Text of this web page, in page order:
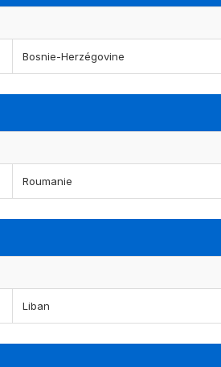
Bosnie-Herzégovine
Roumanie
Liban